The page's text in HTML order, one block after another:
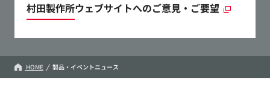
村田製作所ウェブサイトへのご意見・ご要望
HOME 製品・イベントニュース